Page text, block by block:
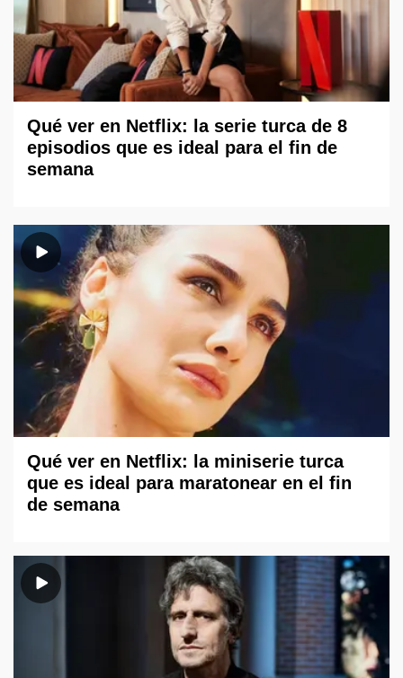
Qué ver en Netflix: la serie turca de 8
episodios que es ideal para el fin de
semana
Qué ver en Netflix: la miniserie turca
que es ideal para maratonear en el fin
de semana